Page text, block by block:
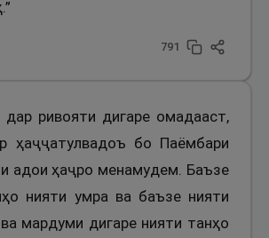
791
ривояти дигаре омадааст,
ҳаҷҷатулвадоъ бо Паёмбари
адои ҳаҷро менамудем. Баъзе
нияти умра ва баъзе нияти
мардуми дигаре нияти танҳо